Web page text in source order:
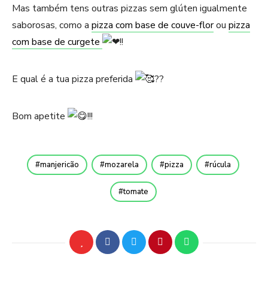
Mas também tens outras pizzas sem glúten igualmente
saborosas, como a pizza com base de couve-florou pizza
com base de curgete
!!
E qual é a tua pizza preferida ??
Bom apetite !!!
manjericão mozarela pizza rúcula
tomate